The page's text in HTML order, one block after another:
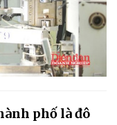
phố là đô